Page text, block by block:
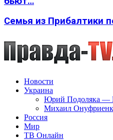
Семья из Прибалтики
Новости
Украина
Юрий Подоляка
Михаил
Россия
Мир
ТВ Онлайн